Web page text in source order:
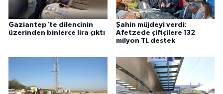
Gaziantep'te dilencinin
üzerinden binlerce lira çıktı
Şahin müjdeyi verdi:
Afetzede çiftçilere 132
milyon TL destek